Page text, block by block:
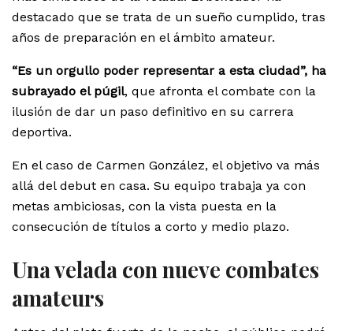
destacado que se trata de un sueño cumplido, tras
años de preparación en el ámbito amateur.
“Es un orgullo poder representar a esta ciudad”, ha
subrayado el púgil, que afronta el combate con la
ilusión de dar un paso definitivo en su carrera
deportiva.
En el caso de Carmen González, el objetivo va más
allá del debut en casa. Su equipo trabaja ya con
metas ambiciosas, con la vista puesta en la
consecución de títulos a corto y medio plazo.
Una velada con nueve combates
amateurs